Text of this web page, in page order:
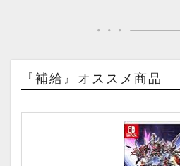
『補給』オススメ商品